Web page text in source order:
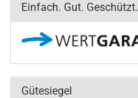
Einfach. Gut. Geschützt.
Gütesiegel